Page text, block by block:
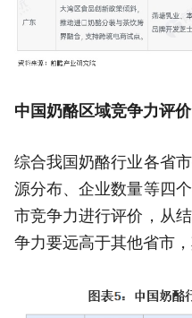
中国奶酪区域竞争力评价
综合我国奶酪行业各省
源分布、企业数量等四
市竞争力进行评价，从
争力要远高于其他省市